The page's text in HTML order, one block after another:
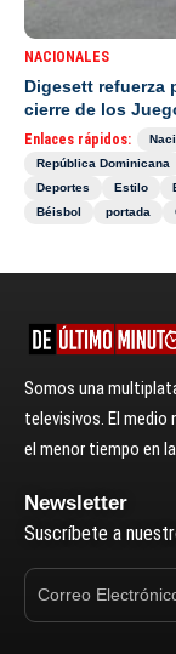
NACIONALES
Digesett refuerza
cierre de los
Enlaces rápidos:
República Dominicana
Deportes
Estilo
Béisbol
portada
Somos una
televisivos. El medio
el menor tiempo en
Newsletter
Suscríbete a